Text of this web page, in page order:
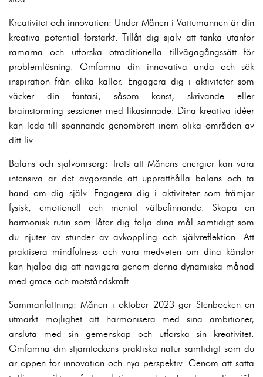
Kreativitet och innovation: Under Månen i Vattumannen är din
kreativa potential förstärkt. Tillåt dig själv att tänka utanför
ramarna och utforska otraditionella tillvägagångssätt för
problemlösning. Omfamna din innovativa anda och sök
inspiration från olika källor. Engagera dig i aktiviteter som
väcker din fantasi, såsom konst, skrivande eller
brainstorming-sessioner med likasinnade. Dina kreativa idéer
kan leda till spännande genombrott inom olika områden av
ditt liv.
Balans och självomsorg: Trots att Månens energier kan vara
intensiva är det avgörande att upprätthålla balans och ta
hand om dig själv. Engagera dig i aktiviteter som främjar
fysisk, emotionell och mental välbefinnande. Skapa en
harmonisk rutin som låter dig följa dina mål samtidigt som
du njuter av stunder av avkoppling och självreflektion. Att
praktisera mindfulness och vara medveten om dina känslor
kan hjälpa dig att navigera genom denna dynamiska månad
med grace och motståndskraft.
Sammanfattning: Månen i oktober 2023 ger Stenbocken en
utmärkt möjlighet att harmonisera med sina ambitioner,
ansluta med sin gemenskap och utforska sin kreativitet.
Omfamna din stjärnteckens praktiska natur samtidigt som du
är öppen för innovation och nya perspektiv. Genom att sätta